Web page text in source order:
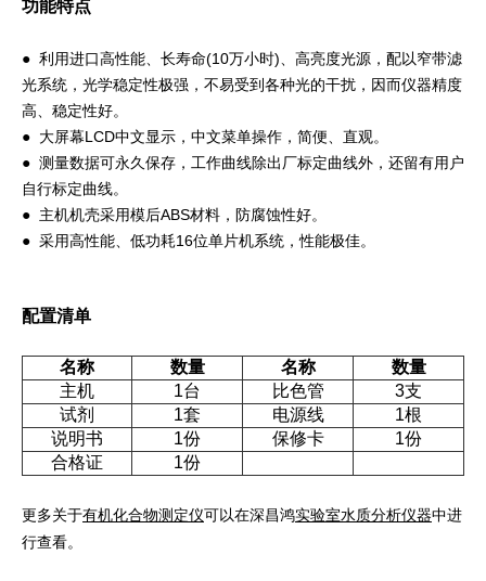
功能特点
● 利用进口高性能、长寿命(10万小时)、高亮度光源，配以窄带滤
光系统，光学稳定性极强，不易受到各种光的干扰，因而仪器精度
高、稳定性好。
● 大屏幕LCD中文显示，中文菜单操作，简便、直观。
● 测量数据可永久保存，工作曲线除出厂标定曲线外，还留有用户
自行标定曲线。
● 主机机壳采用模后ABS材料，防腐蚀性好。
● 采用高性能、低功耗16位单片机系统，性能极佳。
配置清单
名称 数量 名称
数量
主机
1台 比色管
3支
试剂
1套 电源线
1根
说明书
1份 保修卡
1份
合格证
1份
更多关于有机化合物测定仪可以在深昌鸿实验室水质分析仪器中进
行查看。